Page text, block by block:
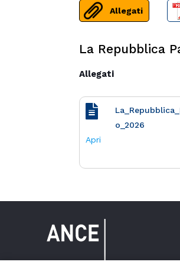
Allegati
La Repubblica
Allegati
o_2026
Apri